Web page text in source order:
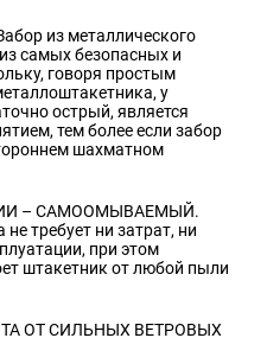
из металлического
самых безопасных и
говоря простым
у
острый, является
тем более если забор
шахматном
– САМООМЫВАЕМЫЙ.
требует ни затрат, ни
при этом
штакетник от любой пыли
ОТ СИЛЬНЫХ ВЕТРОВЫХ